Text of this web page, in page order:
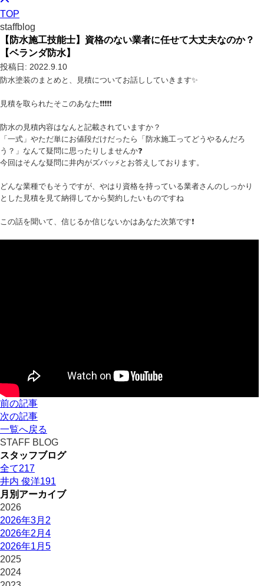
TOP
staffblog
【防水施工技能士】資格のない業者に任せて大丈夫なのか？
【ベランダ防水】
投稿日: 2022.9.10
防水塗装のまとめと、見積についてお話ししていきます✨
見積を取られたそこのあなた❗❗❗❗❗
防水の見積内容はなんと記載されていますか？
「一式」やただ単にお値段だけだったら「防水施工ってどうやるんだろ
う？」なんて疑問に思ったりしませんか❓
今回はそんな疑問に井内がズバッ⚡とお答えしております。
どんな業種でもそうですが、やはり資格を持っている業者さんのしっかり
とした見積を見て納得してから契約したいものですね
この話を聞いて、信じるか信じないかはあなた次第です❗
前の記事
次の記事
一覧へ戻る
STAFF BLOG
スタッフブログ
全て217
井内 俊洋191
月別アーカイブ
2026
2026年3月 2
2026年2月 4
2026年1月 5
2025
2024